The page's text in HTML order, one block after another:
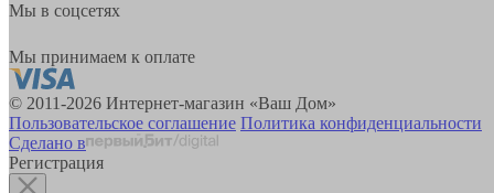
Мы в соцсетях
Мы принимаем к оплате
© 2011-2026 Интернет-магазин «Ваш Дом»
Пользовательское соглашение Политика конфиденциальности
Сделано в
Регистрация